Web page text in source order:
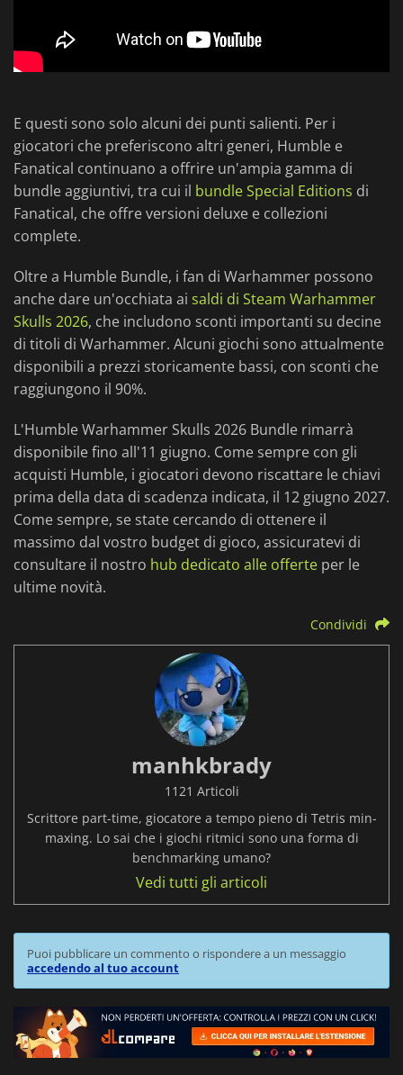
E questi sono solo alcuni dei punti salienti. Per i
giocatori che preferiscono altri generi, Humble e
Fanatical continuano a offrire un'ampia gamma di
bundle aggiuntivi, tra cui il bundle Special Editions di
Fanatical, che offre versioni deluxe e collezioni
complete.
Oltre a Humble Bundle, i fan di Warhammer possono
anche dare un'occhiata ai saldi di Steam Warhammer
Skulls 2026, che includono sconti importanti su decine
di titoli di Warhammer. Alcuni giochi sono attualmente
disponibili a prezzi storicamente bassi, con sconti che
raggiungono il 90%.
L'Humble Warhammer Skulls 2026 Bundle rimarrà
disponibile fino all'11 giugno. Come sempre con gli
acquisti Humble, i giocatori devono riscattare le chiavi
prima della data di scadenza indicata, il 12 giugno 2027.
Come sempre, se state cercando di ottenere il
massimo dal vostro budget di gioco, assicuratevi di
consultare il nostro hub dedicato alle offerte per le
ultime novità.
Condividi
manhkbrady
1121 Articoli
Scrittore part-time, giocatore a tempo pieno di Tetris min-
maxing. Lo sai che i giochi ritmici sono una forma di
benchmarking umano?
Vedi tutti gli articoli
Puoi pubblicare un commento o rispondere a un messaggio
accedendo al tuo account